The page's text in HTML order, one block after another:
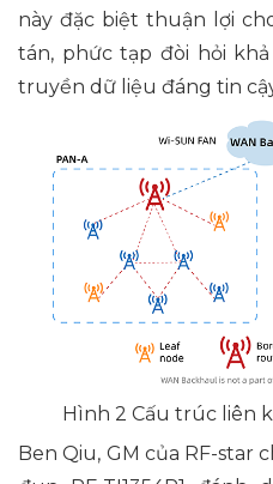
này đặc biệt thuận lợi
tán, phức tạp đòi hỏi
truyền dữ liệu đáng tin
Hình 2 Cấu trúc liên
Ben Qiu, GM của RF-star